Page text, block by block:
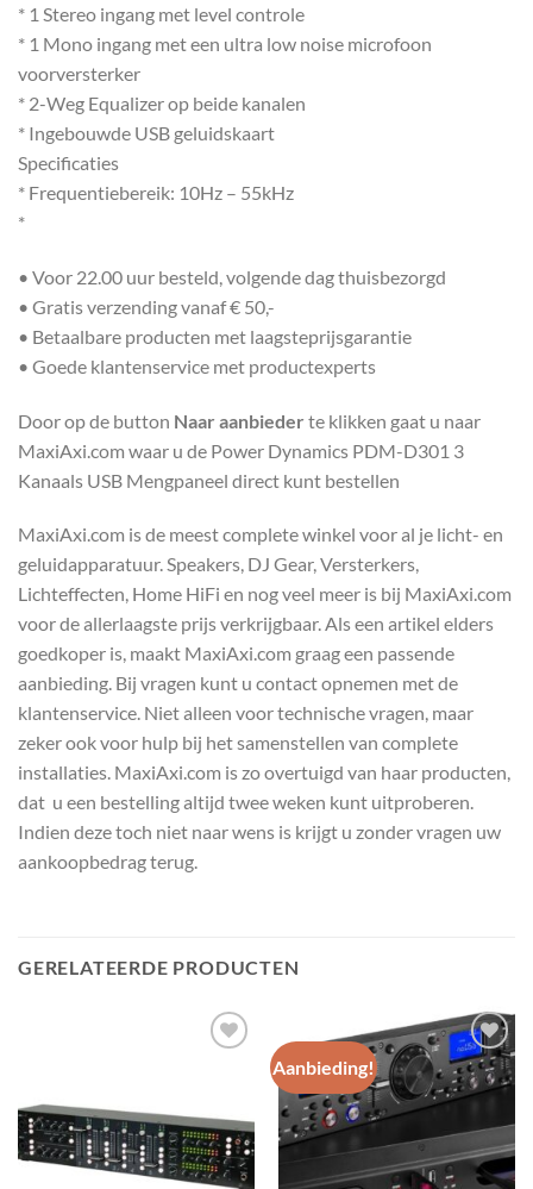
* 1 Stereo ingang met level controle
* 1 Mono ingang met een ultra low noise microfoon
voorversterker
* 2-Weg Equalizer op beide kanalen
* Ingebouwde USB geluidskaart
Specificaties
* Frequentiebereik: 10Hz – 55kHz
*
• Voor 22.00 uur besteld, volgende dag thuisbezorgd
• Gratis verzending vanaf € 50,-
• Betaalbare producten met laagsteprijsgarantie
• Goede klantenservice met productexperts
Door op de button Naar aanbieder te klikken gaat u naar
MaxiAxi.com waar u de Power Dynamics PDM-D301 3
Kanaals USB Mengpaneel direct kunt bestellen
MaxiAxi.com is de meest complete winkel voor al je licht- en
geluidapparatuur. Speakers, DJ Gear, Versterkers,
Lichteffecten, Home HiFi en nog veel meer is bij MaxiAxi.com
voor de allerlaagste prijs verkrijgbaar. Als een artikel elders
goedkoper is, maakt MaxiAxi.com graag een passende
aanbieding. Bij vragen kunt u contact opnemen met de
klantenservice. Niet alleen voor technische vragen, maar
zeker ook voor hulp bij het samenstellen van complete
installaties. MaxiAxi.com is zo overtuigd van haar producten,
dat u een bestelling altijd twee weken kunt uitproberen.
Indien deze toch niet naar wens is krijgt u zonder vragen uw
aankoopbedrag terug.
GERELATEERDE PRODUCTEN
aan
wenslijst
Aanbieding!
Toevoegen
wenslijst